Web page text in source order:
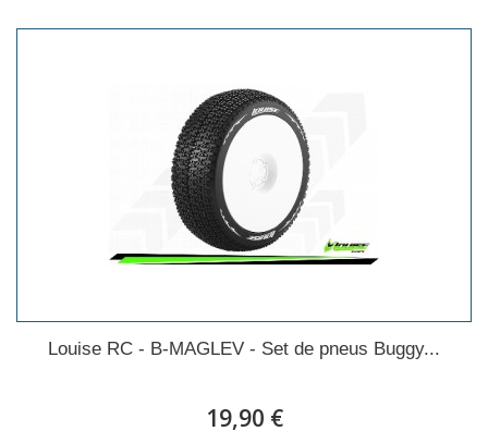
Louise RC - B-MAGLEV - Set de pneus Buggy...
19,90 €